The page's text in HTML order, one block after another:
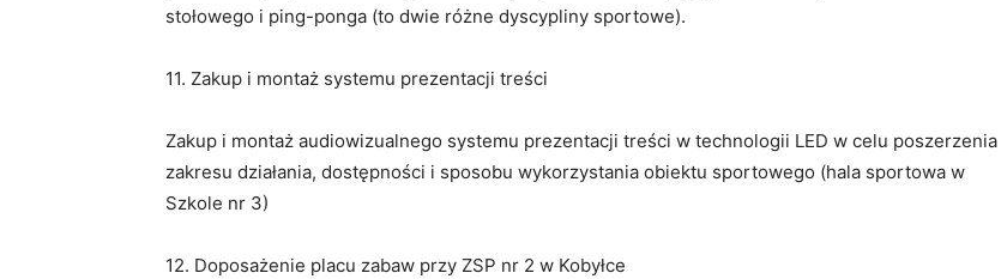
stołowego i ping-ponga (to dwie różne dyscypliny sportowe).
11. Zakup i montaż systemu prezentacji treści
Zakup i montaż audiowizualnego systemu prezentacji treści w technologii LED w celu poszerzenia
zakresu działania, dostępności i sposobu wykorzystania obiektu sportowego (hala sportowa w
Szkole nr 3)
12. Doposażenie placu zabaw przy ZSP nr 2 w Kobyłce